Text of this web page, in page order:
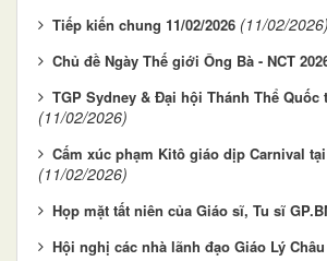
Tiếp kiến chung 11/02/2026 (11/02/2026)
Chủ đề Ngày Thế giới Ông Bà - NCT
TGP Sydney & Đại hội Thánh Thể Quốc
(11/02/2026)
Cấm xúc phạm Kitô giáo dịp Carnival
(11/02/2026)
Họp mặt tất niên của Giáo sĩ, Tu sĩ
Hội nghị các nhà lãnh đạo Giáo Lý